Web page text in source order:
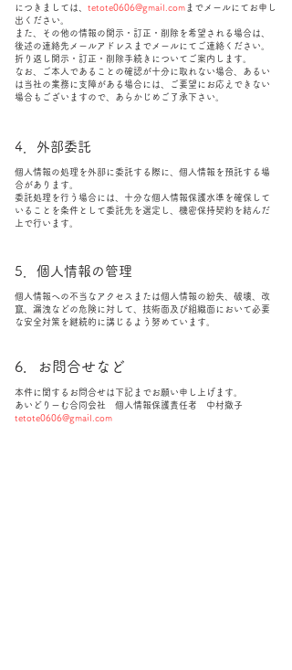
につきましては、 tetote0606@gmail.com までメールにてお申し
出ください。
また、その他の情報の開示・訂正・削除を希望される場合は、
後述の連絡先メールアドレスまでメールにてご連絡ください。
折り返し開示・訂正・削除手続きについてご案内します。
なお、ご本人であることの確認が十分に取れない場合、あるい
は当社の業務に支障がある場合には、ご要望にお応えできない
場合もございますので、あらかじめご了承下さい。
4．外部委託
個人情報の処理を外部に委託する際に、個人情報を預託する場
合があります。
委託処理を行う場合には、十分な個人情報保護水準を確保して
いることを条件として委託先を選定し、機密保持契約を結んだ
上で行います。
5．個人情報の管理
個人情報への不当なアクセスまたは個人情報の紛失、破壊、改
竄、漏洩などの危険に対して、技術面及び組織面において必要
な安全対策を継続的に講じるよう努めています。
6．お問合せなど
本件に関するお問合せは下記までお願い申し上げます。
あいどりーむ合同会社 個人情報保護責任者 中村撤子
tetote0606@gmail.com